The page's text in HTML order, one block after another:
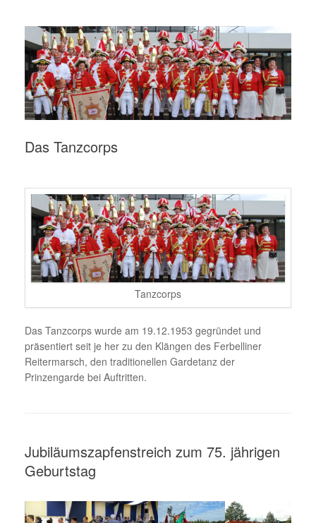
Das Tanzcorps
Tanzcorps
Das Tanzcorps wurde am 19.12.1953 gegründet und
präsentiert seit je her zu den Klängen des Ferbelliner
Reitermarsch, den traditionellen Gardetanz der
Prinzengarde bei Auftritten.
Jubiläumszapfenstreich zum 75. jährigen
Geburtstag